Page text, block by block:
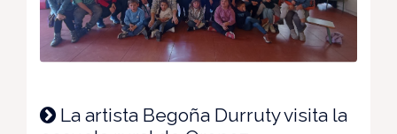
La artista Begoña Durruty visita la